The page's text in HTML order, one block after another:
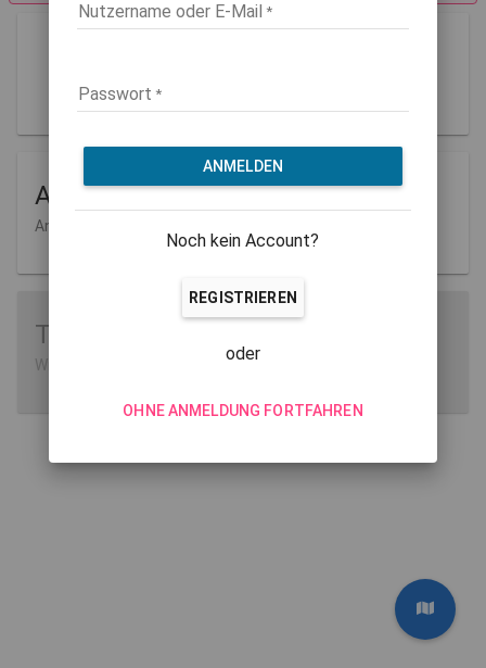
Rolle: guest
Aufgaben
Anlegen und Verwalten
Tutorials
Wie man MathCityMap verwendet
Nutzername oder E-Mail
Passwort
ANMELDEN
Noch kein Account?
REGISTRIEREN
oder
OHNE ANMELDUNG FORTFAHREN